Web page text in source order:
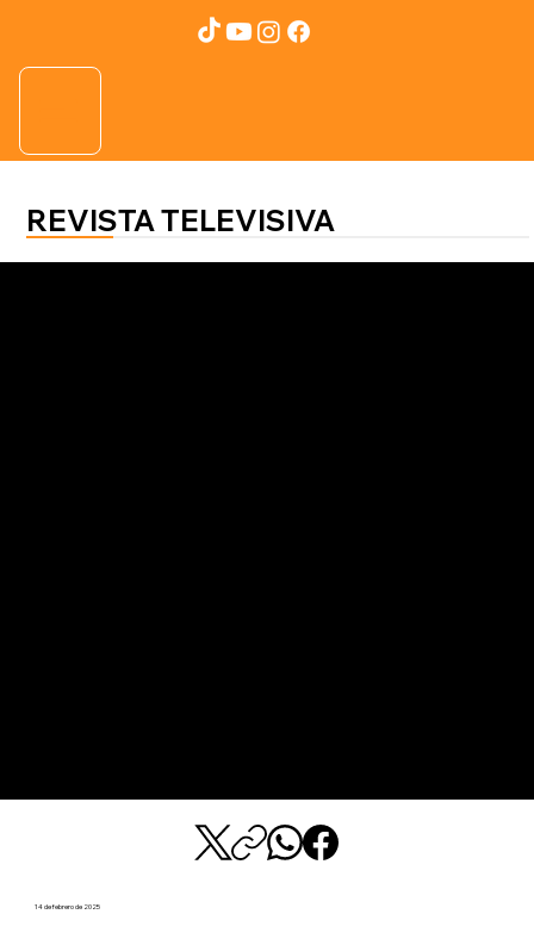
REVISTA TELEVISIVA
14 de febrero de 2025